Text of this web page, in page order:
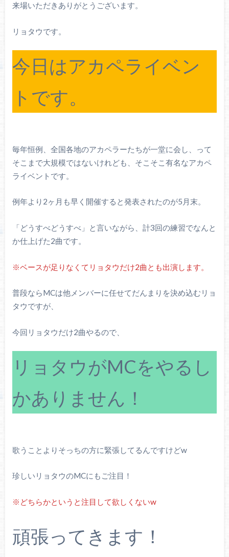
来場いただきありがとうございます。
リョタウです。
今日はアカペライベン
トです。
毎年恒例、全国各地のアカペラーたちが一堂に会し、って
そこまで大規模ではないけれども、そこそこ有名なアカペ
ライベントです。
例年より2ヶ月も早く開催すると発表されたのが5月末。
「どうすべどうすべ」と言いながら、計3回の練習でなんと
か仕上げた2曲です。
※ベースが足りなくてリョタウだけ2曲とも出演します。
普段ならMCは他メンバーに任せてだんまりを決め込むリョ
タウですが、
今回リョタウだけ2曲やるので、
リョタウがMCをやるし
かありません！
歌うことよりそっちの方に緊張してるんですけどw
珍しいリョタウのMCにもご注目！
※どちらかというと注目して欲しくないw
頑張ってきます！